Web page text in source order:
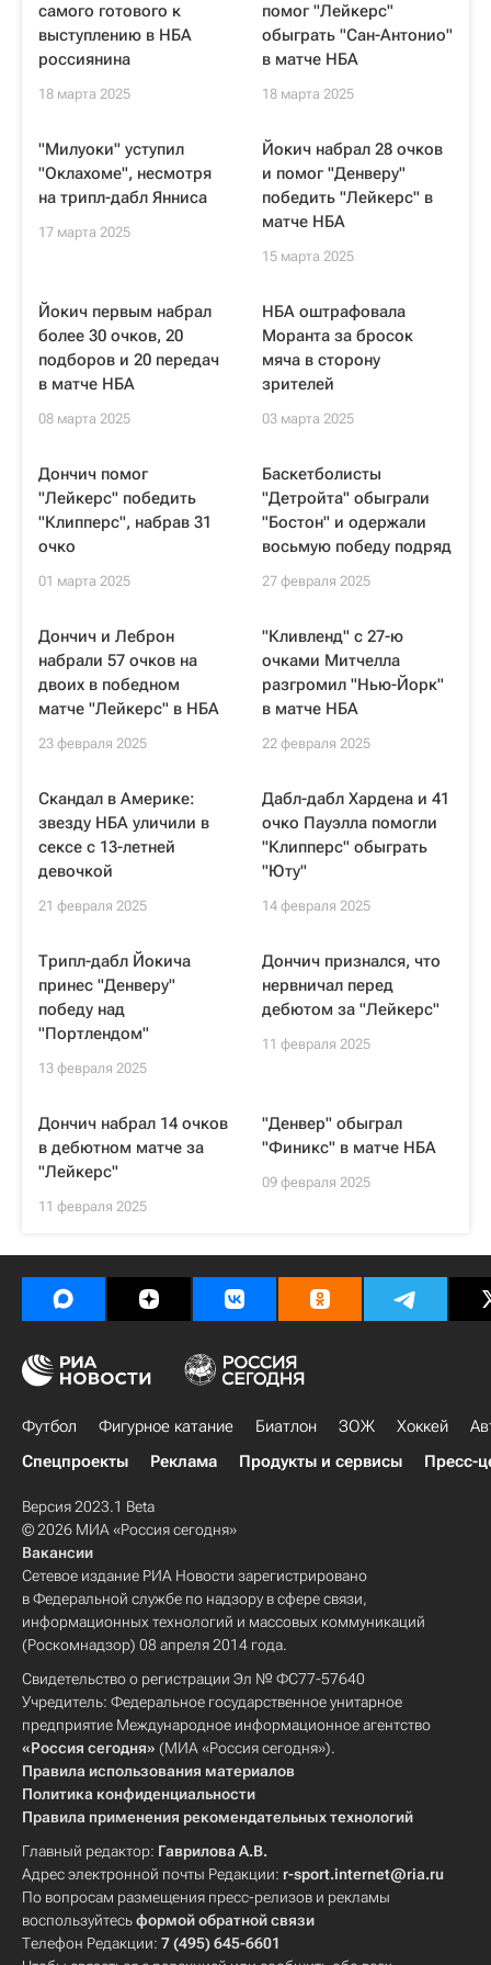
самого готового к
выступлению в НБА
россиянина
18 марта 2025
помог "Лейкерс"
обыграть "Сан-Антонио"
в матче НБА
18 марта 2025
"Милуоки" уступил
"Оклахоме", несмотря
на трипл-дабл Янниса
17 марта 2025
Йокич набрал 28 очков
и помог "Денверу"
победить "Лейкерс" в
матче НБА
15 марта 2025
Йокич первым набрал
более 30 очков, 20
подборов и 20 передач
в матче НБА
08 марта 2025
НБА оштрафовала
Моранта за бросок
мяча в сторону
зрителей
03 марта 2025
Дончич помог
"Лейкерс" победить
"Клипперс", набрав 31
очко
01 марта 2025
Баскетболисты
"Детройта" обыграли
"Бостон" и одержали
восьмую победу подряд
27 февраля 2025
Дончич и Леброн
набрали 57 очков на
двоих в победном
матче "Лейкерс" в НБА
23 февраля 2025
"Кливленд" с 27-ю
очками Митчелла
разгромил "Нью-Йорк"
в матче НБА
22 февраля 2025
Скандал в Америке:
звезду НБА уличили в
сексе с 13-летней
девочкой
21 февраля 2025
Дабл-дабл Хардена и 41
очко Пауэлла помогли
"Клипперс" обыграть
"Юту"
14 февраля 2025
Трипл-дабл Йокича
принес "Денверу"
победу над
"Портлендом"
13 февраля 2025
Дончич признался, что
нервничал перед
дебютом за "Лейкерс"
11 февраля 2025
Дончич набрал 14 очков
в дебютном матче за
"Лейкерс"
11 февраля 2025
"Денвер" обыграл
"Финикс" в матче НБА
09 февраля 2025
Футбол Фигурное катание Биатлон ЗОЖ Хоккей
Спецпроекты
Реклама Продукты и сервисы Пресс-
Версия 2023.1 Beta
© 2026 МИА «Россия сегодня»
Вакансии
Сетевое издание РИА Новости зарегистрировано
в Федеральной службе по надзору в сфере связи,
информационных технологий и массовых коммуникаций
(Роскомнадзор) 08 апреля 2014 года.
Свидетельство о регистрации Эл № ФС77-57640
Учредитель: Федеральное государственное унитарное
предприятие Международное информационное агентство
«Россия сегодня» (МИА «Россия сегодня»).
Правила использования материалов
Политика конфиденциальности
Правила применения рекомендательных технологий
Главный редактор: Гаврилова А.В.
Адрес электронной почты Редакции: r-sport.internet@ria.ru
По вопросам размещения пресс-релизов и рекламы
воспользуйтесьформой обратной связи
Телефон Редакции: 7 (495) 645-6601